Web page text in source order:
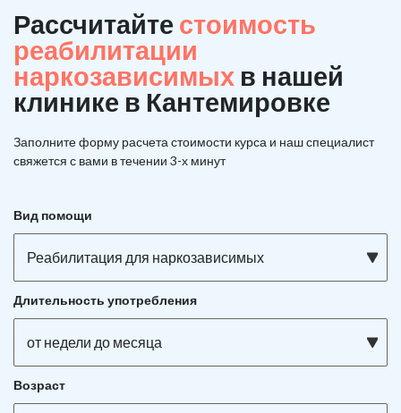
Рассчитайте стоимость
реабилитации
наркозависимых в нашей
клинике в Кантемировке
Заполните форму расчета стоимости курса и наш специалист
свяжется с вами в течении 3-х минут
Вид помощи
Реабилитация для наркозависимых
Длительность употребления
от недели до месяца
Возраст